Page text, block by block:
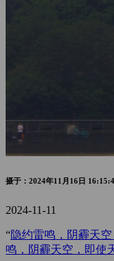
摄于：2024年11月16日
2024-11-11
“隐约雷鸣，阴霾天
鸣，阴霾天空，即使